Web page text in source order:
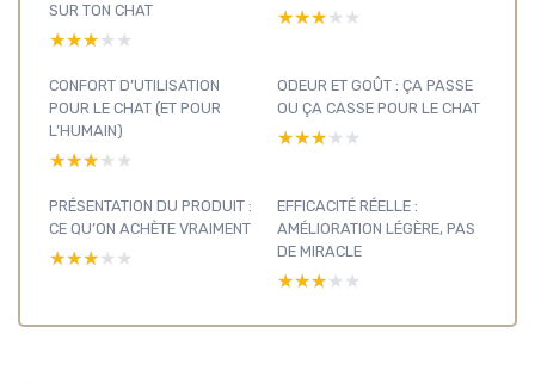
SUR TON CHAT
★★★★★
★★★★★
★★★★★
★★★★★
CONFORT D’UTILISATION
POUR LE CHAT (ET POUR
L’HUMAIN)
★★★★★
★★★★★
ODEUR ET GOÛT : ÇA PASSE
OU ÇA CASSE POUR LE CHAT
★★★★★
★★★★★
PRÉSENTATION DU PRODUIT :
CE QU’ON ACHÈTE VRAIMENT
★★★★★
★★★★★
EFFICACITÉ RÉELLE :
AMÉLIORATION LÉGÈRE, PAS
DE MIRACLE
★★★★★
★★★★★